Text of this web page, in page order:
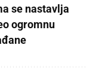
se nastavlja
ogromnu